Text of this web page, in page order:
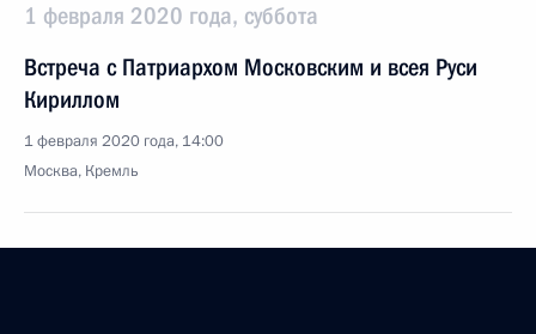
1 февраля 2020 года, суббота
Встреча с Патриархом Московским и всея Руси
Кириллом
1 февраля 2020 года, 14:00
Москва, Кремль
30 января 2020 года, четверг